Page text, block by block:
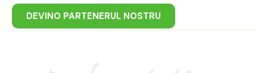
DEVINO PARTENERUL NOSTRU